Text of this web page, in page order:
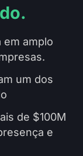
em amplo
um dos
de $100M
e